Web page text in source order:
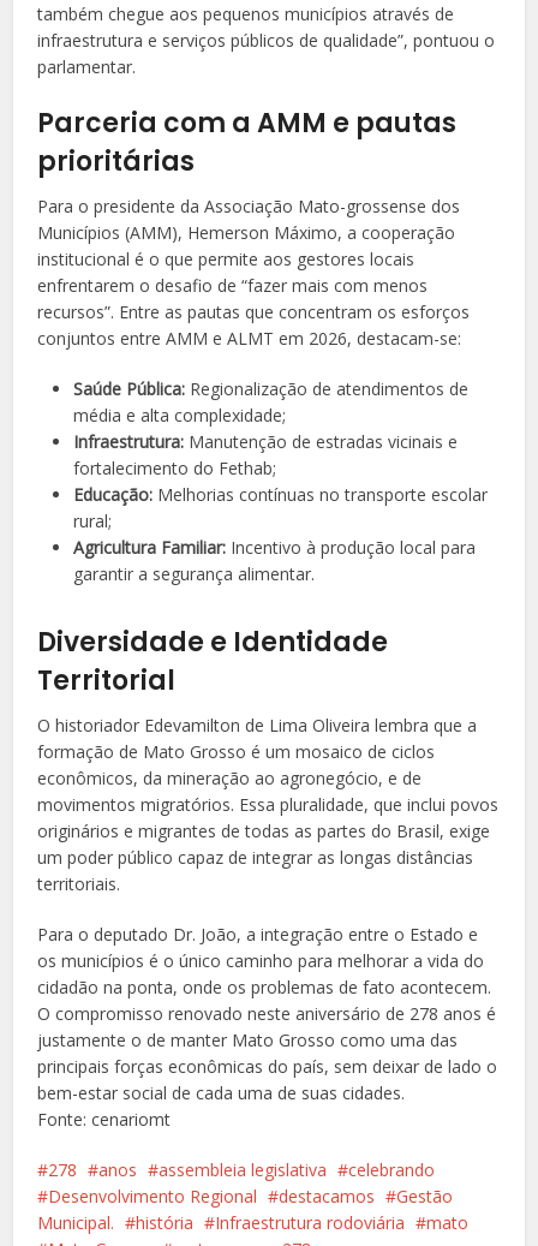
também chegue aos pequenos municípios através de
infraestrutura e serviços públicos de qualidade”, pontuou o
parlamentar.
Parceria com a AMM e pautas
prioritárias
Para o presidente da Associação Mato-grossense dos
Municípios (AMM), Hemerson Máximo, a cooperação
institucional é o que permite aos gestores locais
enfrentarem o desafio de “fazer mais com menos
recursos”. Entre as pautas que concentram os esforços
conjuntos entre AMM e ALMT em 2026, destacam-se:
Saúde Pública: Regionalização de atendimentos de
média e alta complexidade;
Infraestrutura: Manutenção de estradas vicinais e
fortalecimento do Fethab;
Educação: Melhorias contínuas no transporte escolar
rural;
Agricultura Familiar: Incentivo à produção local para
garantir a segurança alimentar.
Diversidade e Identidade
Territorial
O historiador Edevamilton de Lima Oliveira lembra que a
formação de Mato Grosso é um mosaico de ciclos
econômicos, da mineração ao agronegócio, e de
movimentos migratórios. Essa pluralidade, que inclui povos
originários e migrantes de todas as partes do Brasil, exige
um poder público capaz de integrar as longas distâncias
territoriais.
Para o deputado Dr. João, a integração entre o Estado e
os municípios é o único caminho para melhorar a vida do
cidadão na ponta, onde os problemas de fato acontecem.
O compromisso renovado neste aniversário de 278 anos é
justamente o de manter Mato Grosso como uma das
principais forças econômicas do país, sem deixar de lado o
bem-estar social de cada uma de suas cidades.
Fonte: cenariomt
278 anos assembleia legislativa
celebrando
Desenvolvimento Regional
destacamos
Gestão
Municipal.
história Infraestrutura rodoviária
mato